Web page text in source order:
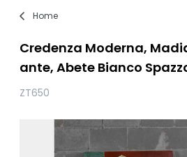
Home
Credenza Moderna,
ante, Abete Bianco
ZT650